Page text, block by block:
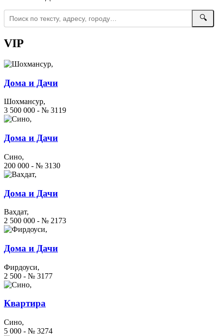
🔍
VIP
Дома и Дачи
Шохмансур,
3 500 000 - № 3119
Дома и Дачи
Сино,
200 000 - № 3130
Дома и Дачи
Вахдат,
2 500 000 - № 2173
Дома и Дачи
Фирдоуси,
2 500 - № 3177
Квартира
Сино,
5 000 - № 3274